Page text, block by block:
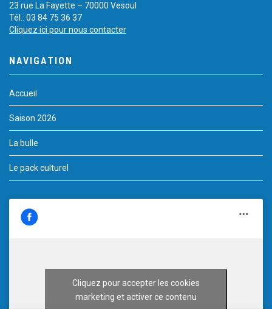
23 rue La Fayette – 70000 Vesoul
Tél.: 03 84 75 36 37
Cliquez ici pour nous contacter
NAVIGATION
Accueil
Saison 2026
La bulle
Le pack culturel
Cliquez pour accepter les cookies
marketing et activer ce contenu